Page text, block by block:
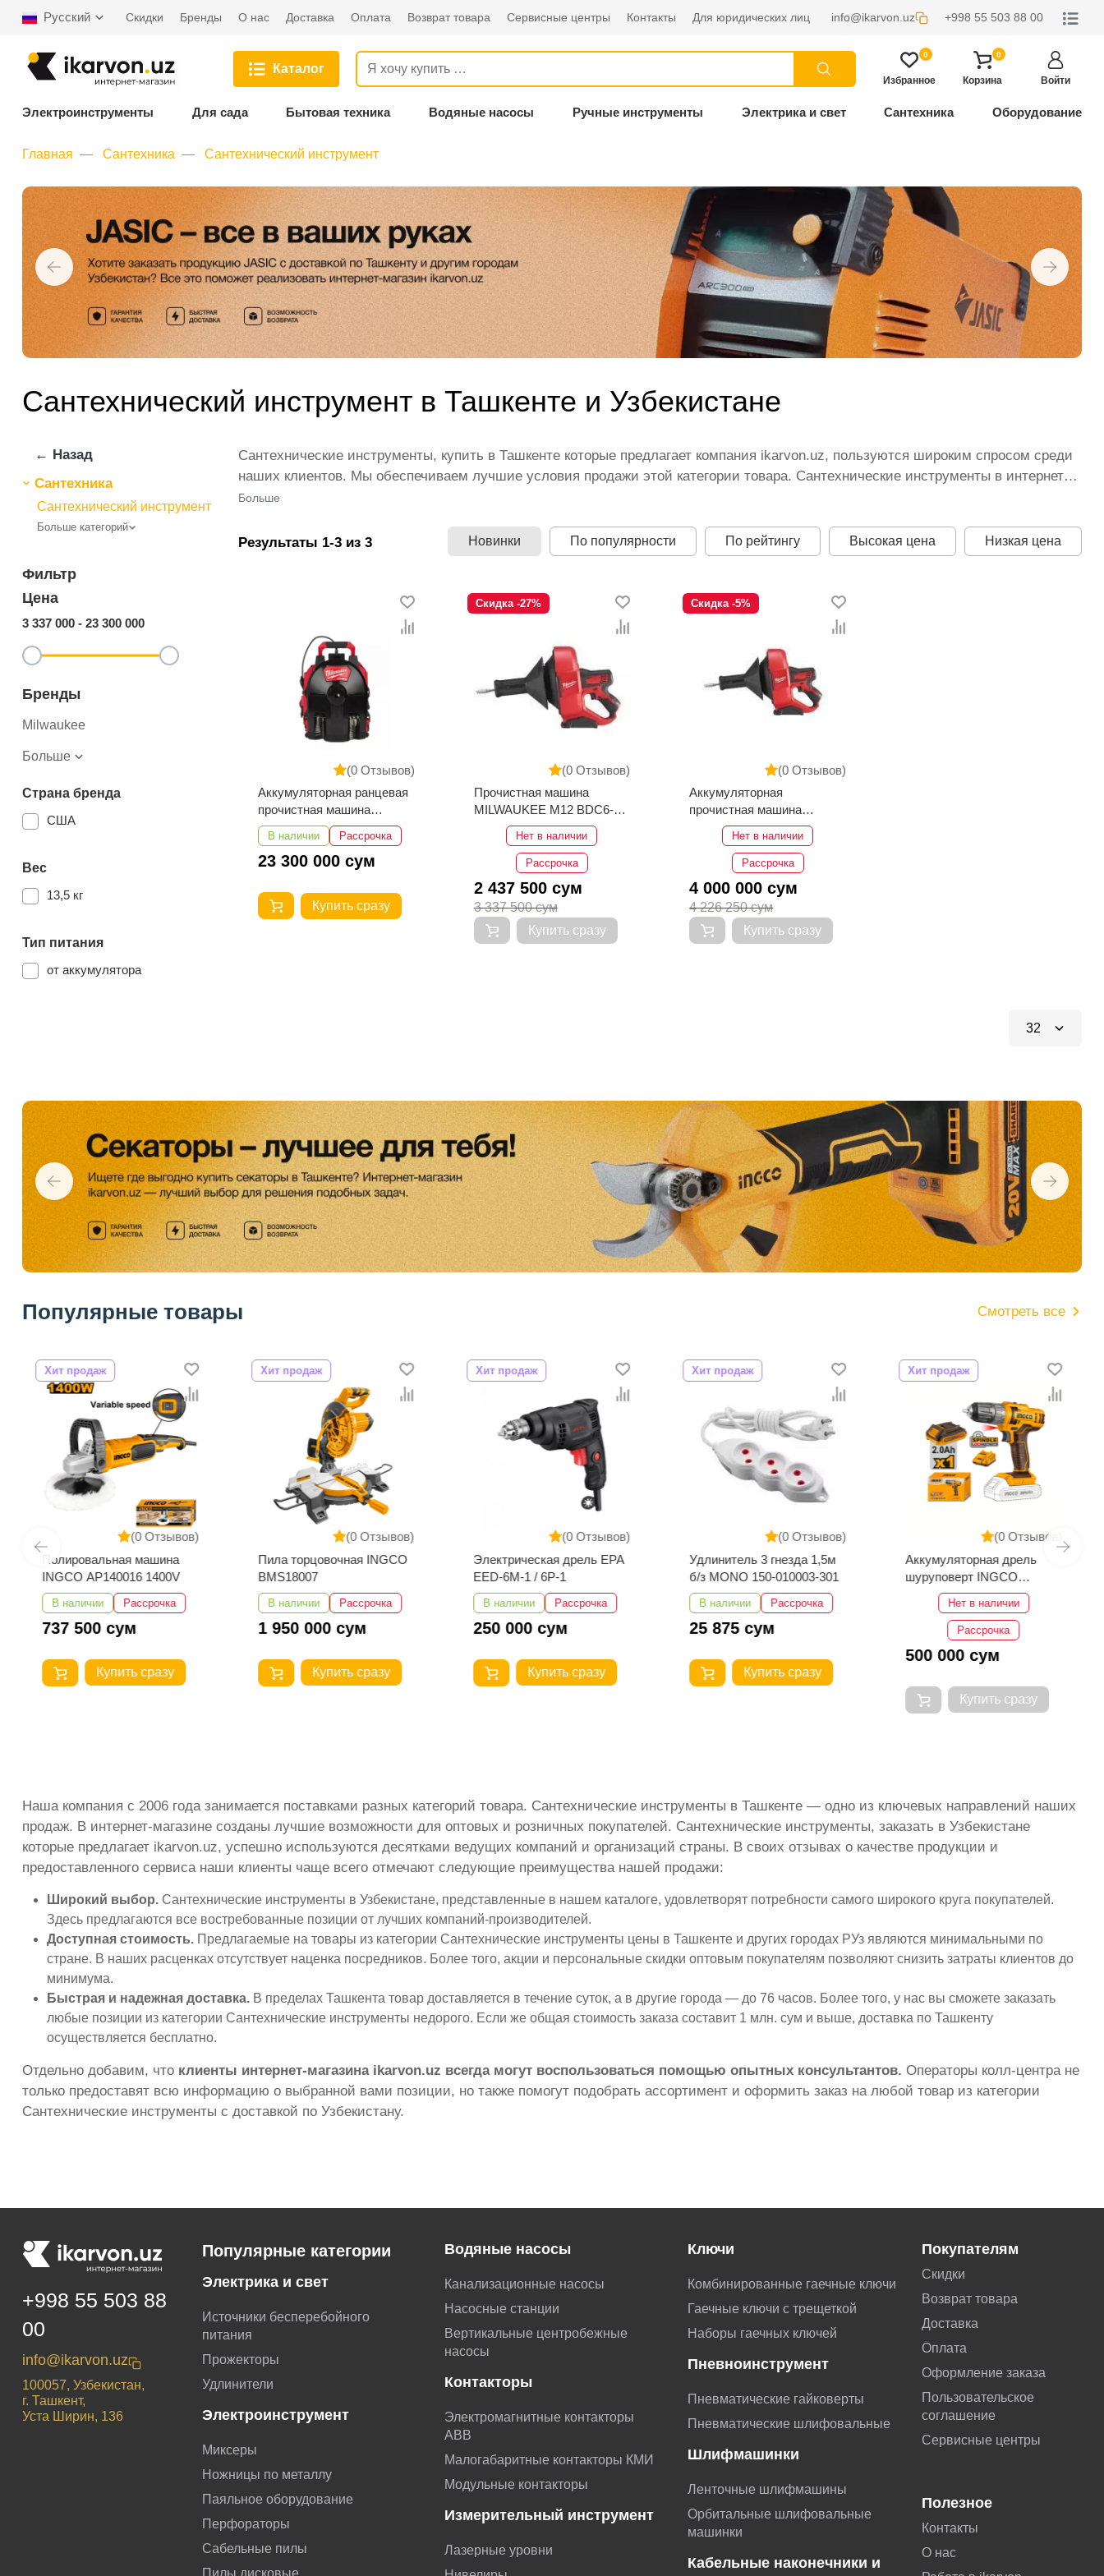
Русский Скидки Бренды О нас Доставка Оплата Возврат товара Сервисные центры Контакты Для юридических лиц info@ikarvon.uz +998 55 503 88 00
Каталог
0
Избранное
0
Корзина Войти
Электроинструменты Для сада Бытовая техника Водяные насосы Ручные инструменты Электрика и свет Сантехника Оборудование
Главная Сантехника Сантехнический инструмент
Сантехнический инструмент в Ташкенте и Узбекистане
← Назад
Сантехника
Сантехнический инструмент
Больше категорий
Фильтр
Цена
3 337 000 - 23 300 000
Бренды
Milwaukee
Больше
Страна бренда
США
Вес
13,5 кг
Тип питания
от аккумулятора
Сантехнические инструменты, купить в Ташкенте которые предлагает компания ikarvon.uz, пользуются широким спросом среди
наших клиентов. Мы обеспечиваем лучшие условия продажи этой категории товара. Сантехнические инструменты в интернет-
магазине представлены ведущими производителями и брендами, список которых постоянно расширяется. Мы доставляем
инструменты от ikarvon.uz — это самый широкий диапазон цен. Причем здесь представлена оптимальная цена для каждой
позиции из категории Сантехнические инструменты.
Больше
Результаты 1-3 из 3 Новинки По популярности По рейтингу Высокая цена Низкая цена
(0 Отзывов)
Аккумуляторная ранцевая
прочистная машина
MILWAUKEE M18 FUEL
FFSDC16-502
В наличии Рассрочка
23 300 000 сум
Купить сразу
(0 Отзывов)
Скидка -27%
Прочистная машина
MILWAUKEE M12 BDC6-0C
4933451634
Нет в наличии
Рассрочка
2 437 500 сум
3 337 500 сум
Купить сразу
(0 Отзывов)
Скидка -5%
Аккумуляторная
прочистная машина
Milwaukee M12 BDC6-202C
Нет в наличии
Рассрочка
4 000 000 сум
4 226 250 сум
Купить сразу
32
Популярные товары Смотреть все
(0 Отзывов)
Хит продаж
Полировальная машина
INGCO AP140016 1400V
В наличии Рассрочка
737 500 сум
Купить сразу
(0 Отзывов)
Хит продаж
Пила торцовочная INGCO
BMS18007
В наличии Рассрочка
1 950 000 сум
Купить сразу
(0 Отзывов)
Хит продаж
Электрическая дрель EPA
EED-6M-1 / 6P-1
В наличии Рассрочка
250 000 сум
Купить сразу
(0 Отзывов)
Хит продаж
Удлинитель 3 гнезда 1,5м
б/з MONO 150-010003-301
В наличии Рассрочка
25 875 сум
Купить сразу
(0 Отзывов)
Хит продаж
Аккумуляторная дрель
шуруповерт INGCO
CDLI200518
Нет в наличии
Рассрочка
500 000 сум
Купить сразу
Наша компания с 2006 года занимается поставками разных категорий товара. Сантехнические инструменты в Ташкенте — одно из ключевых направлений наших
продаж. В интернет-магазине созданы лучшие возможности для оптовых и розничных покупателей. Сантехнические инструменты, заказать в Узбекистане
которые предлагает ikarvon.uz, успешно используются десятками ведущих компаний и организаций страны. В своих отзывах о качестве продукции и
предоставленного сервиса наши клиенты чаще всего отмечают следующие преимущества нашей продажи:
Широкий выбор. Сантехнические инструменты в Узбекистане, представленные в нашем каталоге, удовлетворят потребности самого широкого круга покупателей.
Здесь предлагаются все востребованные позиции от лучших компаний-производителей.
Доступная стоимость. Предлагаемые на товары из категории Сантехнические инструменты цены в Ташкенте и других городах РУз являются минимальными по
стране. В наших расценках отсутствует наценка посредников. Более того, акции и персональные скидки оптовым покупателям позволяют снизить затраты клиентов до
минимума.
Быстрая и надежная доставка. В пределах Ташкента товар доставляется в течение суток, а в другие города — до 76 часов. Более того, у нас вы сможете заказать
любые позиции из категории Сантехнические инструменты недорого. Если же общая стоимость заказа составит 1 млн. сум и выше, доставка по Ташкенту
осуществляется бесплатно.
Отдельно добавим, что клиенты интернет-магазина ikarvon.uz всегда могут воспользоваться помощью опытных консультантов. Операторы колл-центра не
только предоставят всю информацию о выбранной вами позиции, но также помогут подобрать ассортимент и оформить заказ на любой товар из категории
Сантехнические инструменты с доставкой по Узбекистану.
+998 55 503 88
00
info@ikarvon.uz
100057, Узбекистан,
г. Ташкент,
Уста Ширин, 136
Популярные категории
Электрика и свет
Источники бесперебойного
питания
Прожекторы
Удлинители
Электроинструмент
Миксеры
Ножницы по металлу
Паяльное оборудование
Перфораторы
Сабельные пилы
Пилы дисковые
Водяные насосы
Канализационные насосы
Насосные станции
Вертикальные центробежные
насосы
Контакторы
Электромагнитные контакторы
АВВ
Малогабаритные контакторы КМИ
Модульные контакторы
Измерительный инструмент
Лазерные уровни
Ключи
Комбинированные гаечные ключи
Гаечные ключи с трещеткой
Наборы гаечных ключей
Пневноинструмент
Пневматические гайковерты
Пневматические шлифовальные
Шлифмашинки
Ленточные шлифмашины
Орбитальные шлифовальные
машинки
Кабельные наконечники и
Покупателям
Скидки
Возврат товара
Доставка
Оплата
Оформление заказа
Пользовательское
соглашение
Сервисные центры
Полезное
Контакты
О нас